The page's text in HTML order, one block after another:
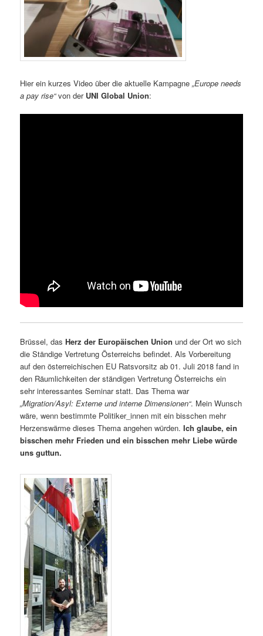
Hier ein kurzes Video über die aktuelle Kampagne„Europe needs
a pay rise“von der UNI Global Union:
Brüssel, dasHerz der Europäischen Union und der Ort wo sich
die Ständige Vertretung Österreichs befindet. Als Vorbereitung
auf den österreichischen EU Ratsvorsitz ab 01. Juli 2018 fand in
den Räumlichkeiten der ständigen Vertretung Österreichs ein
sehr interessantes Seminar statt. Das Thema war
„Migration/Asyl: Externe und interne Dimensionen“. Mein Wunsch
wäre, wenn bestimmte Politiker_innen mit ein bisschen mehr
Herzenswärme dieses Thema angehen würden.Ich glaube, ein
bisschen mehr Frieden und ein bisschen mehr Liebe würde
uns guttun.